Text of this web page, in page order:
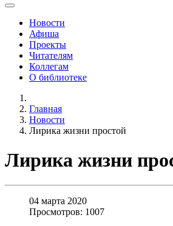
Новости
Афиша
Проекты
Читателям
Коллегам
О библиотеке
Главная
Новости
Лирика жизни простой
Лирика жизни
04 марта 2020
Просмотров: 1007